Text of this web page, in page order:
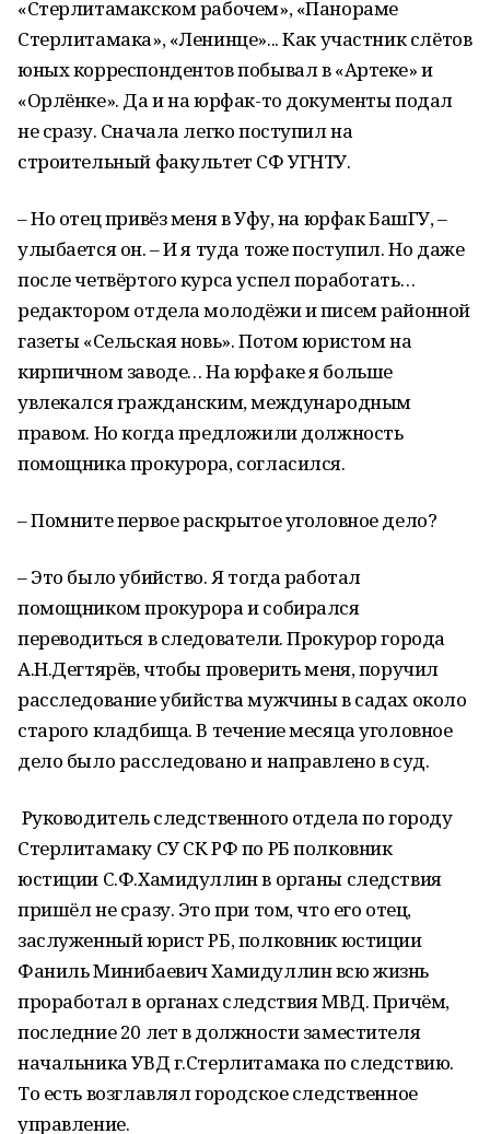
«Стерлитамакском рабочем», «Панораме
Стерлитамака», «Ленинце»... Как участник слётов
юных корреспондентов побывал в «Артеке» и
«Орлёнке». Да и на юрфак-то документы подал
не сразу. Сначала легко поступил на
строительный факультет СФ УГНТУ.
– Но отец привёз меня в Уфу, на юрфак БашГУ, –
улыбается он. – И я туда тоже поступил. Но даже
после четвёртого курса успел поработать…
редактором отдела молодёжи и писем районной
газеты «Сельская новь». Потом юристом на
кирпичном заводе… На юрфаке я больше
увлекался гражданским, международным
правом. Но когда предложили должность
помощника прокурора, согласился.
– Помните первое раскрытое уголовное дело?
– Это было убийство. Я тогда работал
помощником прокурора и собирался
переводиться в следователи. Прокурор города
А.Н.Дегтярёв, чтобы проверить меня, поручил
расследование убийства мужчины в садах около
старого кладбища. В течение месяца уголовное
дело было расследовано и направлено в суд.
Руководитель следственного отдела по городу
Стерлитамаку СУ СК РФ по РБ полковник
юстиции С.Ф.Хамидуллин в органы следствия
пришёл не сразу. Это при том, что его отец,
заслуженный юрист РБ, полковник юстиции
Фаниль Минибаевич Хамидуллин всю жизнь
проработал в органах следствия МВД. Причём,
последние 20 лет в должности заместителя
начальника УВД г.Стерлитамака по следствию.
То есть возглавлял городское следственное
управление.